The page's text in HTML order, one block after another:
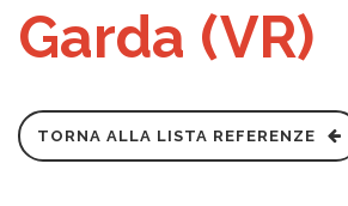
Garda (VR)
TORNA ALLA LISTA REFERENZE